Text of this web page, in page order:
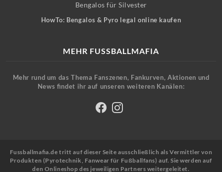
Bengalos für Silvester
HowTo: Bengalos & Pyro legal online kaufen
MEHR FUSSBALLMAFIA
Mehr rund um das Thema Fanszenen, Fankurven, Aktionen und
News findet ihr auf unseren weiteren Kanälen:
Fussballmafia.de tritt auf dieser Seite ausschließlich als Vermittler von
Produkten (Pyrotechnik, Fanwear für Fußballfans) auf. Sie werden auf
den Onlineshop des jeweiligen Partners weitergeleitet.